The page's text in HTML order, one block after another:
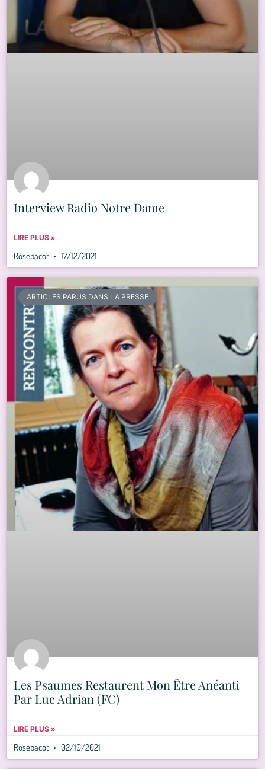
Interview Radio Notre Dame
LIRE PLUS »
Rosebacot 17/12/2021
ARTICLES PARUS DANS LA PRESSE
Les Psaumes Restaurent Mon Être Anéanti
Par Luc Adrian (FC)
LIRE PLUS »
Rosebacot 02/10/2021